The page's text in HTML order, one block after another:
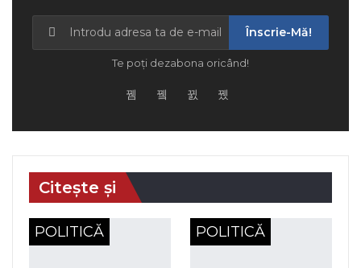
Înscrie-Mă!
Te poți dezabona oricând!
Citește și
POLITICĂ POLITICĂ